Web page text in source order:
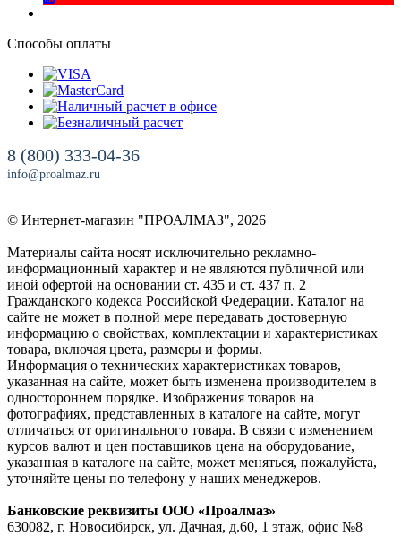
Способы оплаты
8 (800) 333-04-36
info@proalmaz.ru
© Интернет-магазин "ПРОАЛМАЗ", 2026
Материалы сайта носят исключительно рекламно-
информационный характер и не являются публичной или
иной офертой на основании ст. 435 и ст. 437 п. 2
Гражданского кодекса Российской Федерации. Каталог на
сайте не может в полной мере передавать достоверную
информацию о свойствах, комплектации и характеристиках
товара, включая цвета, размеры и формы.
Информация о технических характеристиках товаров,
указанная на сайте, может быть изменена производителем в
одностороннем порядке. Изображения товаров на
фотографиях, представленных в каталоге на сайте, могут
отличаться от оригинального товара. В связи с изменением
курсов валют и цен поставщиков цена на оборудование,
указанная в каталоге на сайте, может меняться, пожалуйста,
уточняйте цены по телефону у наших менеджеров.
Банковские реквизиты ООО «Проалмаз»
630082, г. Новосибирск, ул. Дачная, д.60, 1 этаж, офис №8